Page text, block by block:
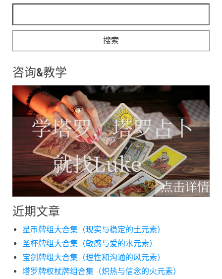
咨询&教学
近期文章
星币牌组大合集（现实与稳定的土元素）
圣杯牌组大合集（敏感与爱的水元素）
宝剑牌组大合集（理性和沟通的风元素）
塔罗牌权杖牌组合集（炽热与信念的火元素）